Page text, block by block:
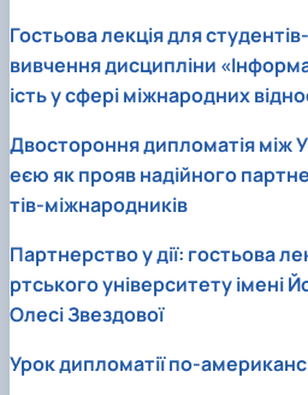
Гостьова лекція для
вивчення дисципліни
ість у сфері міжнародних
Двостороння дипломатія між
еєю як прояв надійного
тів-міжнародників
Партнерство у дії: гостьова
ртського університету імені
Олесі Звездової
Урок дипломатії по-